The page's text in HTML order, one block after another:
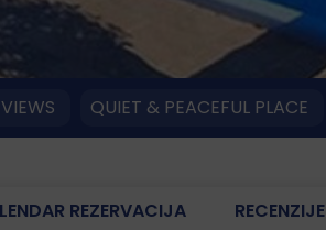
QUIET & PEACEFUL PLACE
REZERVACIJA RECENZIJE